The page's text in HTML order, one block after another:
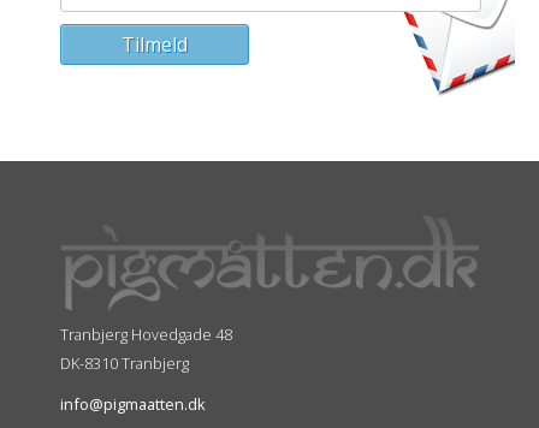
Tranbjerg Hovedgade 48
DK-8310 Tranbjerg
info@pigmaatten.dk